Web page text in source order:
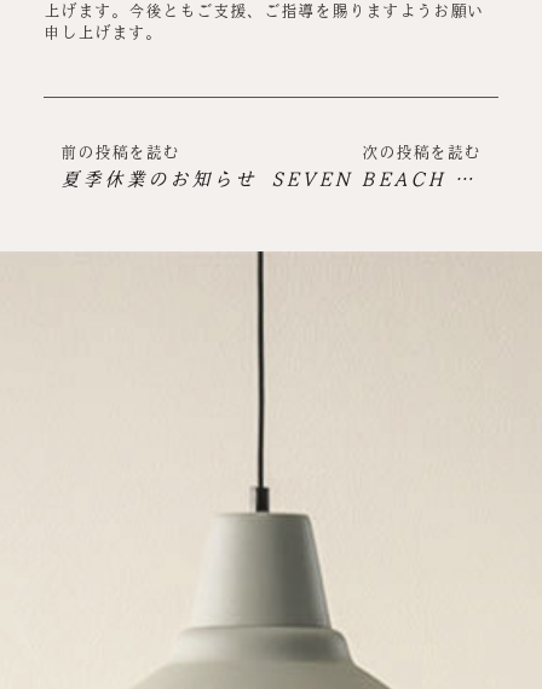
上げます。今後ともご支援、ご指導を賜りますようお願い
申し上げます。
前の投稿を読む
夏季休業のお知らせ
次の投稿を読む
SEVEN BEACH Light Up FES 2022開催のお知らせ